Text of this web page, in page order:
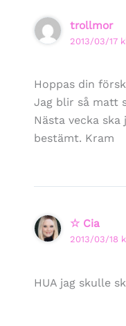
trollmor
2013/03/17
Hoppas din
Jag blir så matt
Nästa vecka ska
bestämt. Kram
☆ Cia
2013/03/18
HUA jag skulle